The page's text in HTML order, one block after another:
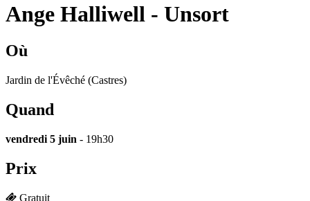
Ange Halliwell - Unsort
Où
Jardin de l'Évêché (Castres)
Quand
vendredi 5 juin - 19h30
Prix
Gratuit